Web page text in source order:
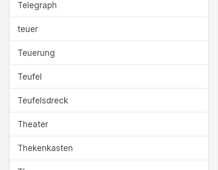
Telegraph
teuer
Teuerung
Teufel
Teufelsdreck
Theater
Thekenkasten